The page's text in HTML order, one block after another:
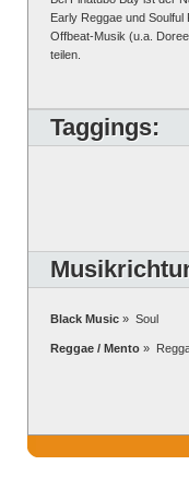
Early Reggae und
Offbeat-Musik (u.a.
teilen.
Taggings:
Black Music » Soul
Reggae / Mento »